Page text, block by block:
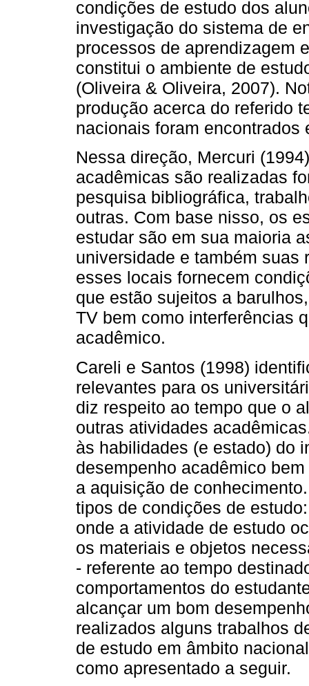
condições de estudo dos
investigação do sistema de
processos de aprendizagem
constitui o ambiente de
(Oliveira & Oliveira, 2007).
produção acerca do referido
nacionais foram encontrados
Nessa direção, Mercuri
acadêmicas são realizadas
pesquisa bibliográfica,
outras. Com base nisso, os
estudar são em sua maioria
universidade e também suas
esses locais fornecem
que estão sujeitos a
TV bem como interferências
acadêmico.
Careli e Santos (1998)
relevantes para os
diz respeito ao tempo que o
outras atividades
às habilidades (e estado) do
desempenho acadêmico
a aquisição de
tipos de condições de
onde a atividade de estudo
os materiais e objetos
- referente ao tempo
comportamentos do
alcançar um bom
realizados alguns trabalhos
de estudo em âmbito
como apresentado a seguir.